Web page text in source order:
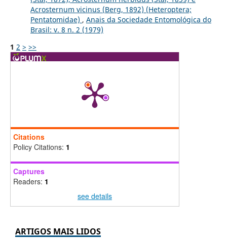
Acrosternum vicinus (Berg, 1892) (Heteroptera;
Pentatomidae) , Anais da Sociedade Entomológica do
Brasil: v. 8 n. 2 (1979)
1 2 > >>
Citations
Policy Citations: 1
Captures
Readers: 1
see details
ARTIGOS MAIS LIDOS